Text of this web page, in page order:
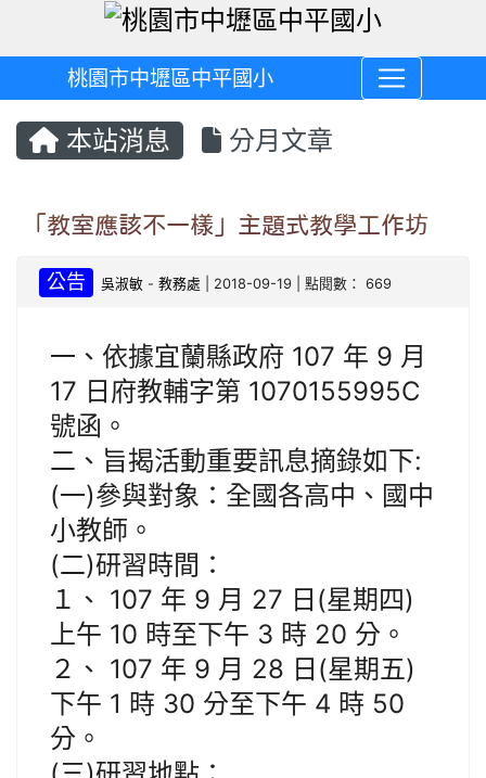
桃園市中壢區中平國小
本站消息 分月文章
「教室應該不一樣」主題式教學工作坊
公告 吳淑敏 -教務處 | 2018-09-19 | 點閱數： 669
一、依據宜蘭縣政府 107 年 9 月
17 日府教輔字第 1070155995C
號函。
二、旨揭活動重要訊息摘錄如下:
(一)參與對象：全國各高中、國中
小教師。
(二)研習時間：
１、 107 年 9 月 27 日(星期四)
上午 10 時至下午 3 時 20 分。
２、 107 年 9 月 28 日(星期五)
下午 1 時 30 分至下午 4 時 50
分。